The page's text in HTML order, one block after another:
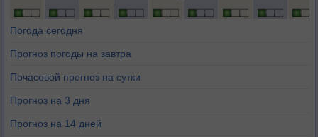
Погода сегодня
Прогноз погоды на завтра
Почасовой прогноз на сутки
Прогноз на 3 дня
Прогноз на 14 дней